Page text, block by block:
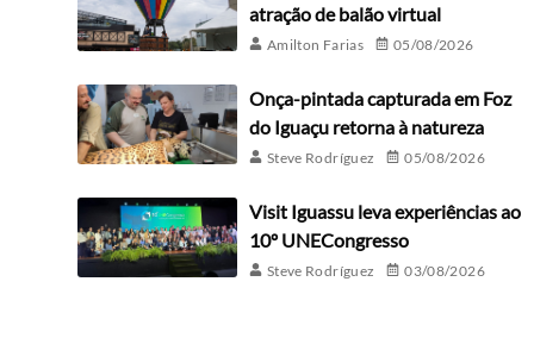
atração de balão virtual
Amilton Farias 05/08/2026
Onça-pintada capturada em Foz
do Iguaçu retorna à natureza
Steve Rodríguez 05/08/2026
Visit Iguassu leva experiências ao
10º UNECongresso
Steve Rodríguez 03/08/2026